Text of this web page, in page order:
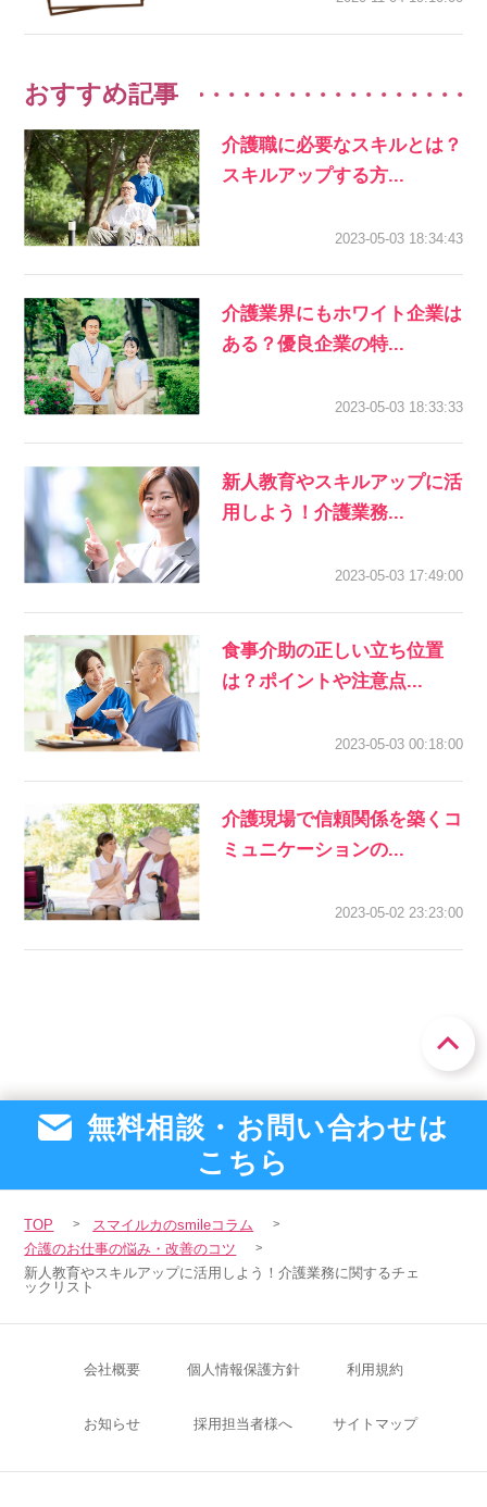
おすすめ記事
介護職に必要なスキルとは？
スキルアップする方...
2023-05-03 18:34:43
介護業界にもホワイト企業は
ある？優良企業の特...
2023-05-03 18:33:33
新人教育やスキルアップに活
用しよう！介護業務...
2023-05-03 17:49:00
食事介助の正しい立ち位置
は？ポイントや注意点...
2023-05-03 00:18:00
介護現場で信頼関係を築くコ
ミュニケーションの...
2023-05-02 23:23:00
無料相談・お問い合わせは
こちら
TOP
スマイルカのsmileコラム
介護のお仕事の悩み・改善のコツ
新人教育やスキルアップに活用しよう！介護業務に関するチェ
ックリスト
会社概要 個人情報保護方針 利用規約
お知らせ 採用担当者様へ サイトマップ